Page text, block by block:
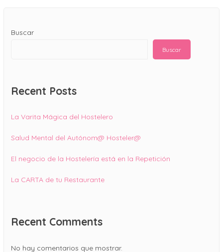
Buscar
Buscar
Recent Posts
La Varita Mágica del Hostelero
Salud Mental del Autónom@ Hosteler@
El negocio de la Hostelería está en la Repetición
La CARTA de tu Restaurante
Recent Comments
No hay comentarios que mostrar.